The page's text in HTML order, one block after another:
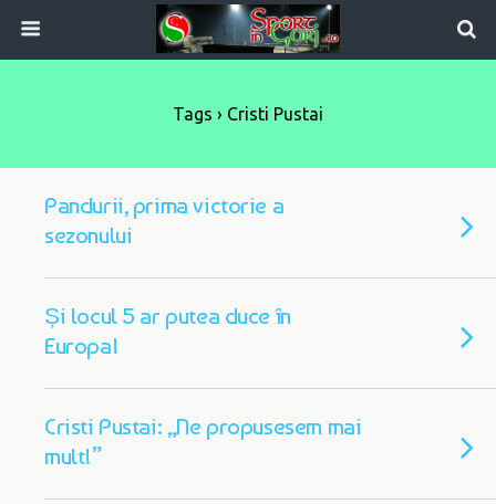
Tags › Cristi Pustai
Pandurii, prima victorie a
sezonului
Și locul 5 ar putea duce în
Europa!
Cristi Pustai: „Ne propusesem mai
mult!”